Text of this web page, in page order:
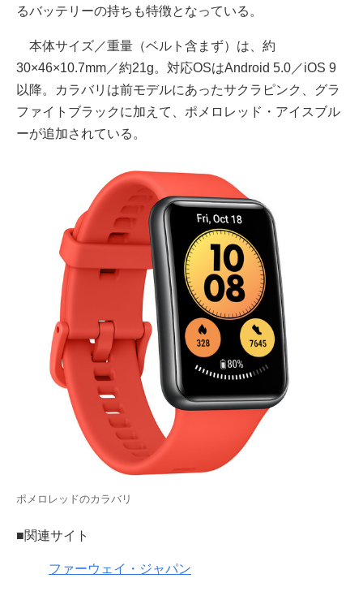
るバッテリーの持ちも特徴となっている。
本体サイズ／重量（ベルト含まず）は、約
30×46×10.7mm／約21g。対応OSはAndroid 5.0／iOS 9
以降。カラバリは前モデルにあったサクラピンク、グラ
ファイトブラックに加えて、ポメロレッド・アイスブル
ーが追加されている。
ポメロレッドのカラバリ
■関連サイト
ファーウェイ・ジャパン